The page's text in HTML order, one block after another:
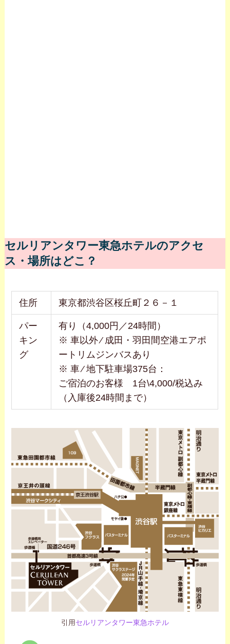
セルリアンタワー東急ホテルのアクセ
ス・場所はどこ？
住所 東京都渋谷区桜丘町２６－１
パー
キン
グ
有り（4,000円／24時間）
※ 車以外 ⁄ 成田・羽田間空港エアポ
ートリムジンバスあり
※ 車 ⁄ 地下駐車場375台：
ご宿泊のお客様 1台\4,000/税込み
（入庫後24時間まで）
引用セルリアンタワー東急ホテル